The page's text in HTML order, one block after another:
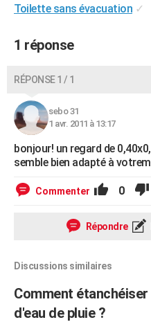
Carte de Noël
Carte Bonne année
Carte Saint-Valentin
Carte Pâques
Carte d'anniversaire
DICTIONNAIRE
Dictionnaire
Biographies
Citations
Expressions
Proverbes
PROGRAMME TV
COPAINS D'AVANT
S'inscrire
Se connecter
Lycées
Collèges
Primaires
Universités
Entreprises
Service militaire
Avis de recherche
FORUM
Bricolage
Lifestyle
Culture
Sport
Auto
Television
Voyage
Cinema
Toilette sans évacuation ✓
1 réponse
RÉPONSE 1 / 1
sebo 31
1 avr. 2011 à 13:17
bonjour! un regard de
semble bien adapté à
Commenter 0
Répondre
Discussions similaires
Comment
d'eau de pluie ?